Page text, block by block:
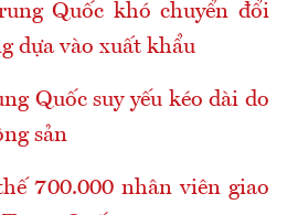
Quốc khó chuyển đổi
dựa vào xuất khẩu
Quốc suy yếu kéo dài do
sản
700.000 nhân viên giao